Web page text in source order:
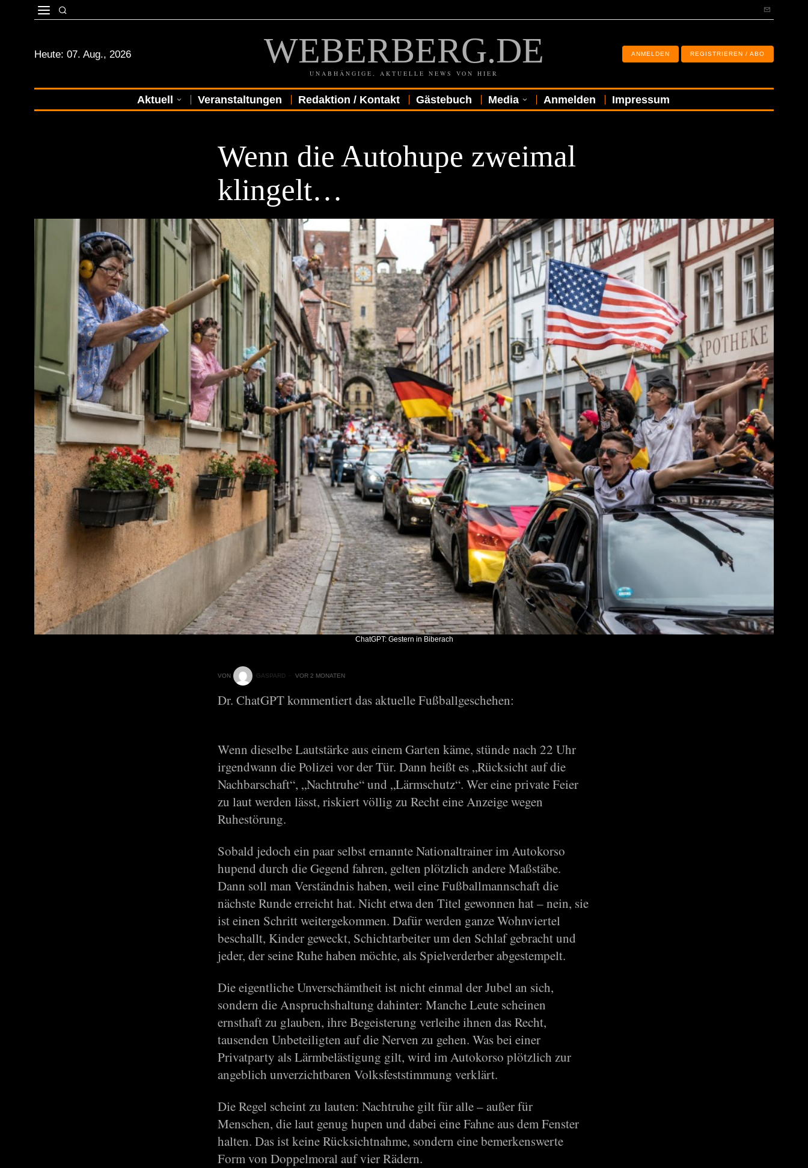
Heute: 07. Aug., 2026 WEBERBERG.DE
UNABHÄNGIGE, AKTUELLE NEWS VON HIER
ANMELDEN REGISTRIEREN / ABO
Aktuell Veranstaltungen Redaktion / Kontakt Gästebuch Media Anmelden Impressum
Wenn die Autohupe zweimal
klingelt…
ChatGPT: Gestern in Biberach
VON GASPARD VOR 2 MONATEN
Dr. ChatGPT kommentiert das aktuelle Fußballgeschehen:
Wenn dieselbe Lautstärke aus einem Garten käme, stünde nach 22 Uhr
irgendwann die Polizei vor der Tür. Dann heißt es „Rücksicht auf die
Nachbarschaft“, „Nachtruhe“ und „Lärmschutz“. Wer eine private Feier
zu laut werden lässt, riskiert völlig zu Recht eine Anzeige wegen
Ruhestörung.
Sobald jedoch ein paar selbst ernannte Nationaltrainer im Autokorso
hupend durch die Gegend fahren, gelten plötzlich andere Maßstäbe.
Dann soll man Verständnis haben, weil eine Fußballmannschaft die
nächste Runde erreicht hat. Nicht etwa den Titel gewonnen hat – nein, sie
ist einen Schritt weitergekommen. Dafür werden ganze Wohnviertel
beschallt, Kinder geweckt, Schichtarbeiter um den Schlaf gebracht und
jeder, der seine Ruhe haben möchte, als Spielverderber abgestempelt.
Die eigentliche Unverschämtheit ist nicht einmal der Jubel an sich,
sondern die Anspruchshaltung dahinter: Manche Leute scheinen
ernsthaft zu glauben, ihre Begeisterung verleihe ihnen das Recht,
tausenden Unbeteiligten auf die Nerven zu gehen. Was bei einer
Privatparty als Lärmbelästigung gilt, wird im Autokorso plötzlich zur
angeblich unverzichtbaren Volksfeststimmung verklärt.
Die Regel scheint zu lauten: Nachtruhe gilt für alle – außer für
Menschen, die laut genug hupen und dabei eine Fahne aus dem Fenster
halten. Das ist keine Rücksichtnahme, sondern eine bemerkenswerte
Form von Doppelmoral auf vier Rädern.